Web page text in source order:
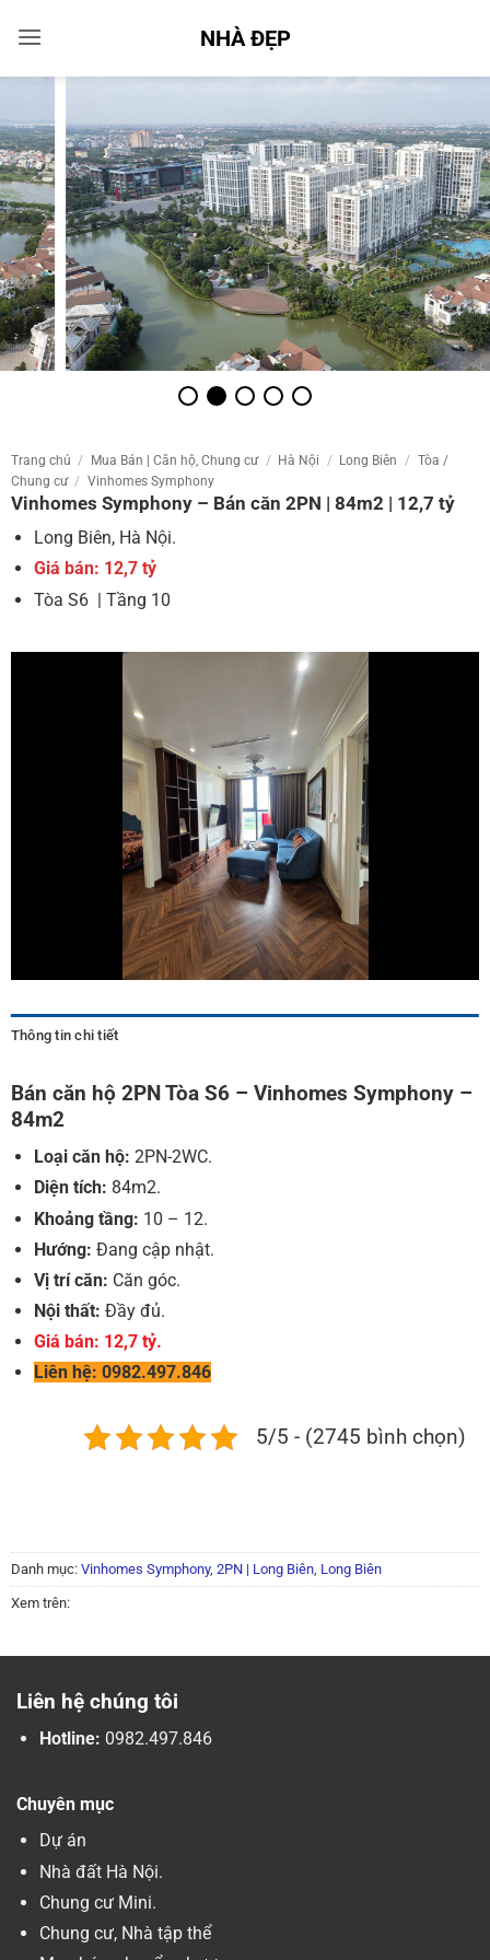
qua
NHÀ ĐẸP
Trang chủ / Mua Bán | Căn hộ, Chung cư / Hà Nội / Long Biên / Tòa /
Chung cư / Vinhomes Symphony
Vinhomes Symphony – Bán căn 2PN | 84m2 | 12,7 tỷ
Long Biên, Hà Nội.
Giá bán: 12,7 tỷ
Tòa S6 | Tầng 10
Thông tin chi tiết
Bán căn hộ 2PN Tòa S6 – Vinhomes Symphony –
84m2
Loại căn hộ: 2PN-2WC.
Diện tích: 84m2.
Khoảng tầng: 10 – 12.
Hướng: Đang cập nhật.
Vị trí căn: Căn góc.
Nội thất: Đầy đủ.
Giá bán: 12,7 tỷ.
Liên hệ: 0982.497.846
5/5 - (2745 bình chọn)
Danh mục: Vinhomes Symphony, 2PN | Long Biên, Long Biên
Xem trên:
Liên hệ chúng tôi
Hotline: 0982.497.846
Chuyên mục
Dự án
Nhà đất Hà Nội.
Chung cư Mini.
Chung cư, Nhà tập thể